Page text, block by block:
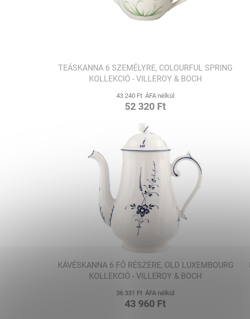
TEÁSKANNA 6 SZEMÉLYRE, COLOURFUL SPRING
KOLLEKCIÓ - VILLEROY & BOCH
43 240 Ft ÁFA nélkül
52 320 Ft
KÁVÉSKANNA 6 FŐ RÉSZÉRE, OLD LUXEMBOURG
KOLLEKCIÓ - VILLEROY & BOCH
36 331 Ft ÁFA nélkül
43 960 Ft